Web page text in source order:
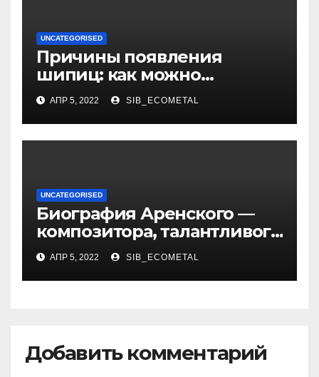
UNCATEGORISED
Причины появления
шипиц: как можно
заразиться вирусом
АПР 5, 2022 SIB_ECOMETAL
UNCATEGORISED
Биография Аренского —
композитора, талантливого
музыканта и педагога
АПР 5, 2022 SIB_ECOMETAL
Добавить комментарий